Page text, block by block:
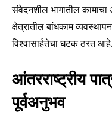
संवेदनशील भागातील
क्षेत्रातील बांधकाम
विश्वासार्हतेचा घटक ठरत आहे.
आंतरराष्ट्रीय
पूर्वअनुभव